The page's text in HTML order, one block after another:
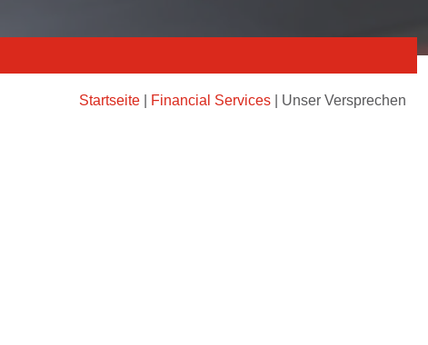
Startseite Financial Services Unser Versprechen